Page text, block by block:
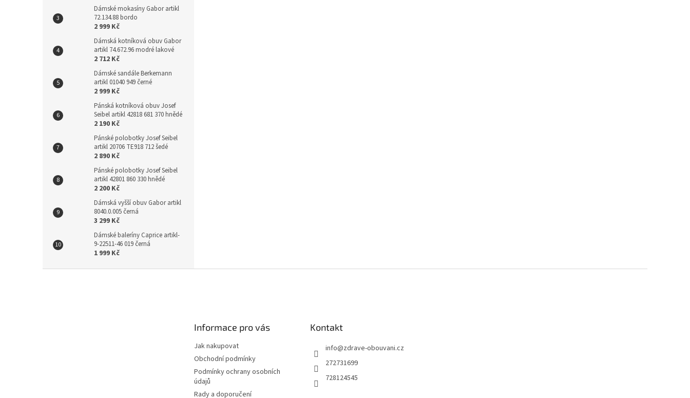
Dámské mokasíny Gabor artikl
72.134.88 bordo
2 999 Kč
Dámská kotníková obuv Gabor
artikl 74.672.96 modré lakové
2 712 Kč
Dámské sandále Berkemann
artikl 01040 949 černé
2 999 Kč
Pánská kotníková obuv Josef
Seibel artikl 42818 681 370 hnědé
2 190 Kč
Pánské polobotky Josef Seibel
artikl 20706 TE918 712 šedé
2 890 Kč
Pánské polobotky Josef Seibel
artikl 42801 860 330 hnědé
2 200 Kč
Dámská vyšší obuv Gabor artikl
8040.0.005 černá
3 299 Kč
Dámské baleríny Caprice artikl-
9-22511-46 019 černá
1 999 Kč
Informace pro vás
Jak nakupovat
Obchodní podmínky
Podmínky ochrany osobních
údajů
Rady a doporučení
Kontakt
info@zdrave-obouvani.cz
272731699
728124545